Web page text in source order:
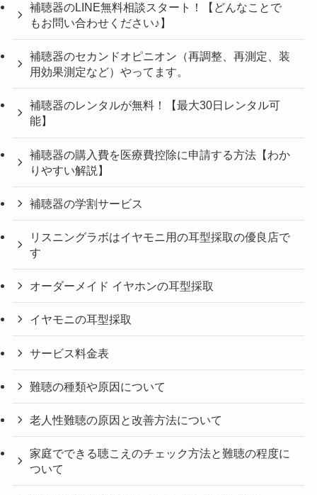
補聴器のLINE無料相談スタート！【どんなことで
もお問い合わせください♪】
補聴器のセカンドオピニオン（再調整、再測定、装
用効果測定など）やってます。
補聴器のレンタルが無料！【最大30日レンタル可
能】
補聴器の購入費を医療費控除に申請する方法【わか
りやすい解説】
補聴器の学割サービス
リスニングラボはイヤモニ用の耳型採取の優良店で
す
オーダーメイド イヤホンの耳型採取
イヤモニの耳型採取
サービス料金表
難聴の種類や原因について
老人性難聴の原因と改善方法について
家庭でできる聴こえのチェック方法と難聴の程度に
ついて